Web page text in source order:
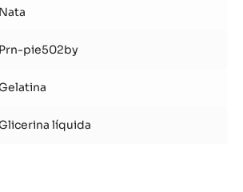
Nata
Prn-pie502by
líquida